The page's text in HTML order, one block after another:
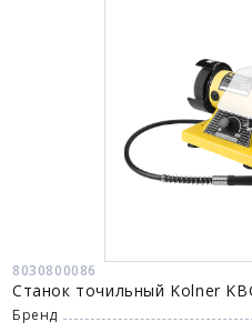
8030800086
Станок точильный Kolner
Бренд